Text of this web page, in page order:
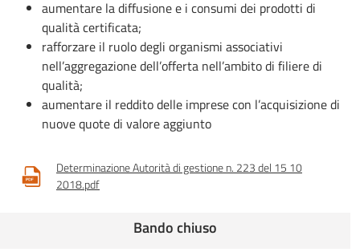
aumentare la diffusione e i consumi dei prodotti di
qualità certificata;
rafforzare il ruolo degli organismi associativi
nell’aggregazione dell’offerta nell’ambito di filiere di
qualità;
aumentare il reddito delle imprese con l’acquisizione di
nuove quote di valore aggiunto
Determinazione Autorità di gestione n. 223 del 15 10
2018.pdf
Bando chiuso